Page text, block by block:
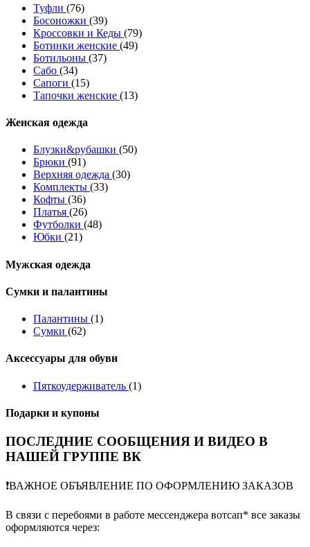
Туфли (76)
Босоножки (39)
Кроссовки и Кеды (79)
Ботинки женские (49)
Ботильоны (37)
Сабо (34)
Сапоги (15)
Тапочки женские (13)
Женская одежда
Блузки&рубашки (50)
Брюки (91)
Верхняя одежда (30)
Комплекты (33)
Кофты (36)
Платья (26)
Футболки (48)
Юбки (21)
Мужская одежда
Сумки и палантины
Палантины (1)
Сумки (62)
Аксессуары для обуви
Пяткоудерживатель (1)
Подарки и купоны
ПОСЛЕДНИЕ СООБЩЕНИЯ И ВИДЕО В
НАШЕЙ ГРУППЕ ВК
❗️ВАЖНОЕ ОБЪЯВЛЕНИЕ ПО ОФОРМЛЕНИЮ ЗАКАЗОВ
В связи с перебоями в работе мессенджера вотсап* все заказы
оформляются через: